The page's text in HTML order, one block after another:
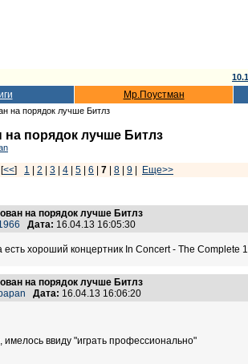
Мр.Поустман
на порядок лучше Битлз
на порядок лучше Битлз
<<] 1 2 3 4 5 6 7 8 9
Еще>>
на порядок лучше Битлз
Дата: 16.04.13 16:05:30
есть хороший концертник In Concert - The
на порядок лучше Битлз
Дата: 16.04.13 16:06:20
имелось ввиду "играть профессионально"